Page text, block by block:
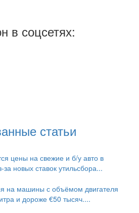
в соцсетях:
статьи
цены на свежие и б/у авто в
за новых ставок утильсбора...
на машины с объёмом двигателя
и дороже €50 тысяч....